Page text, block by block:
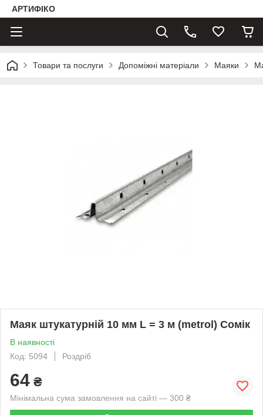
АРТИФІКО
Товари та послуги Допоміжні матеріали Маяки
Маяк штукатурній 10 мм L = 3 м (metrol) Сомік
В наявності
Код: 5094
Роздріб
64 ₴
Мінімальна сума замовлення на сайті — 300 ₴